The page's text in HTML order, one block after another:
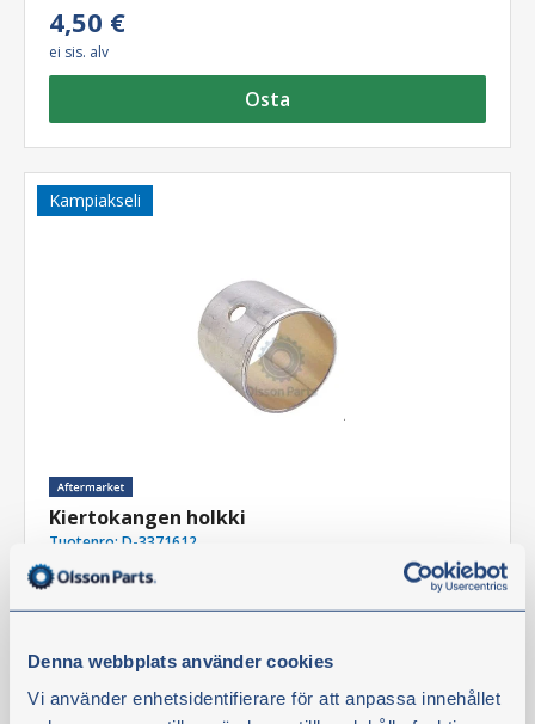
Denna webbplats använder cookies
Vi använder enhetsidentifierare för att anpassa innehållet
4,50 €
ei sis. alv
Osta
Kampiakseli
Kiertokangen holkki
Tuotenro: D-3371612
Tekniset tiedot
HUOMIO:
Tuotetta on varastossa